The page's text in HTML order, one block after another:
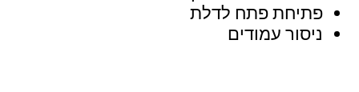
פתיחת פתח לדלת
ניסור עמודים